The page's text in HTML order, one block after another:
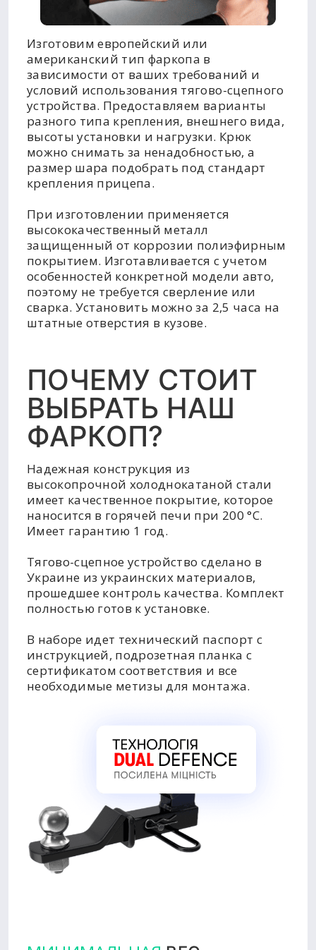
Изготовим европейский или
американский тип фаркопа в
зависимости от ваших требований и
условий использования тягово-сцепного
устройства. Предоставляем варианты
разного типа крепления, внешнего вида,
высоты установки и нагрузки. Крюк
можно снимать за ненадобностью, а
размер шара подобрать под стандарт
крепления прицепа.
При изготовлении применяется
высококачественный металл
защищенный от коррозии полиэфирным
покрытием. Изготавливается с учетом
особенностей конкретной модели авто,
поэтому не требуется сверление или
сварка. Установить можно за 2,5 часа на
штатные отверстия в кузове.
ПОЧЕМУ СТОИТ
ВЫБРАТЬ НАШ
ФАРКОП?
Надежная конструкция из
высокопрочной холоднокатаной стали
имеет качественное покрытие, которое
наносится в горячей печи при 200 °C.
Имеет гарантию 1 год.
Тягово-сцепное устройство сделано в
Украине из украинских материалов,
прошедшее контроль качества. Комплект
полностью готов к установке.
В наборе идет технический паспорт с
инструкцией, подрозетная планка с
сертификатом соответствия и все
необходимые метизы для монтажа.